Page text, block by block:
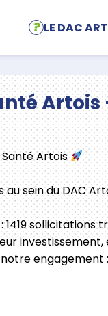
LE DAC
Santé Artois
sein du DAC
sollicitations